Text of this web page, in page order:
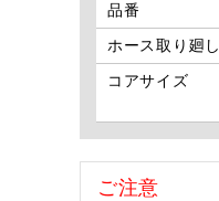
品番
ホース取り廻し
コアサイズ
ご注意